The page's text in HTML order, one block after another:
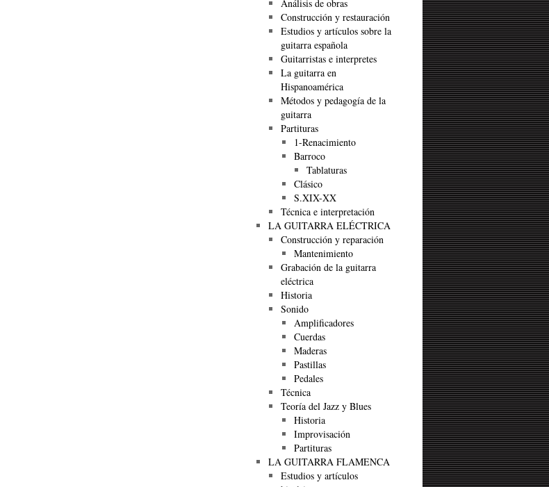
Análisis de obras
Construcción y restauración
Estudios y artículos sobre la
guitarra española
Guitarristas e interpretes
La guitarra en
Hispanoamérica
Métodos y pedagogía de la
guitarra
Partituras
1-Renacimiento
Barroco
Tablaturas
Clásico
S.XIX-XX
Técnica e interpretación
LA GUITARRA ELÉCTRICA
Construcción y reparación
Mantenimiento
Grabación de la guitarra
eléctrica
Historia
Sonido
Amplificadores
Cuerdas
Maderas
Pastillas
Pedales
Técnica
Teoría del Jazz y Blues
Historia
Improvisación
Partituras
LA GUITARRA FLAMENCA
Estudios y artículos